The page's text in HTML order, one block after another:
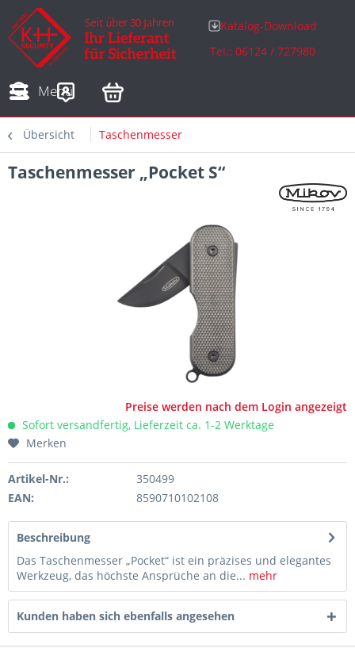
Katalog-Download
Tel.: 06124 / 727980
Menü
Adressen
Übersicht Taschenmesser
Taschenmesser „Pocket S“
Preise werden nach dem Login angezeigt
Sofort versandfertig, Lieferzeit ca. 1-2 Werktage
Merken
Artikel-Nr.:
350499
EAN:
8590710102108
Beschreibung
Das Taschenmesser „Pocket“ ist ein präzises und elegantes
Werkzeug, das höchste Ansprüche an die... mehr
Kunden haben sich ebenfalls angesehen